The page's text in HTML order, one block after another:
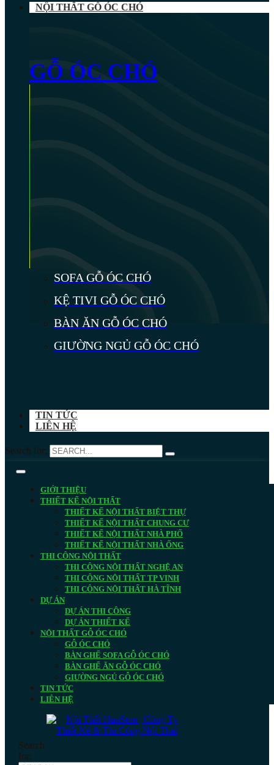
NỘI THẤT GỖ ÓC CHÓ
GỖ ÓC CHÓ
SOFA GỖ ÓC CHÓ
KỆ TIVI GỖ ÓC CHÓ
BÀN ĂN GỖ ÓC CHÓ
GIƯỜNG NGỦ GỖ ÓC CHÓ
TIN TỨC
LIÊN HỆ
Search for:
GIỚI THIỆU
THIẾT KẾ NỘI THẤT
THIẾT KẾ NỘI THẤT BIỆT THỰ
THIẾT KẾ NỘI THẤT CHUNG CƯ
THIẾT KẾ NỘI THẤT NHÀ PHỐ
THIẾT KẾ NỘI THẤT NHÀ ỐNG
THI CÔNG NỘI THẤT
THI CÔNG NỘI THẤT NGHỆ AN
THI CÔNG NỘI THẤT TP VINH
THI CÔNG NỘI THẤT HÀ TĨNH
DỰ ÁN
DỰ ÁN THI CÔNG
DỰ ÁN THIẾT KẾ
NỘI THẤT GỖ ÓC CHÓ
GỖ ÓC CHÓ
BÀN GHẾ SOFA GỖ ÓC CHÓ
BÀN GHẾ ĂN GỖ ÓC CHÓ
GIƯỜNG NGỦ GỖ ÓC CHÓ
TIN TỨC
LIÊN HỆ
Search
for: